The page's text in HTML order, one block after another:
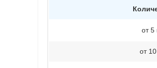
от 5
от